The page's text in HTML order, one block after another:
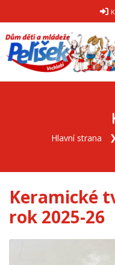
Hlavní strana
Keramické
rok 2025-26